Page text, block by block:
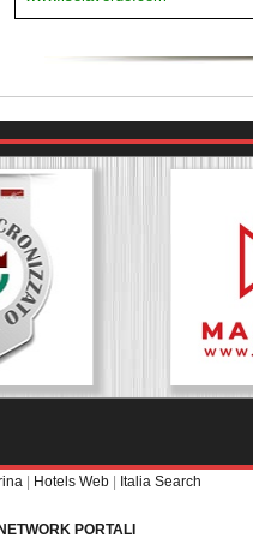
| Hotels Web | Italia Search
PORTALI